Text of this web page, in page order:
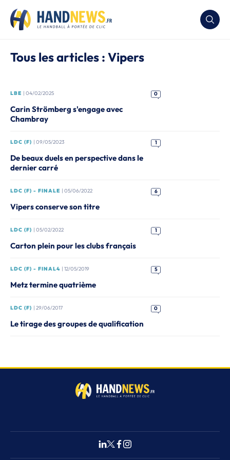
Tous les articles : Vipers
LBE | 04/02/2025 0
Carin Strömberg s'engage avec
Chambray
LDC (F) | 09/05/2023 1
De beaux duels en perspective dans le
dernier carré
LDC (F) - FINALE | 05/06/2022 6
Vipers conserve son titre
LDC (F) | 05/02/2022 1
Carton plein pour les clubs français
LDC (F) - FINAL4 | 12/05/2019 5
Metz termine quatrième
LDC (F) | 29/06/2017 0
Le tirage des groupes de qualification